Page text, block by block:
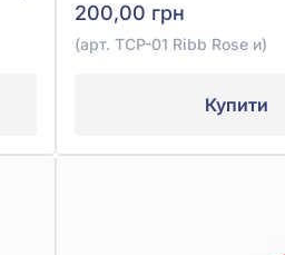
200,00 грн
(арт. TCP-01 Ribb Rose и)
Купити